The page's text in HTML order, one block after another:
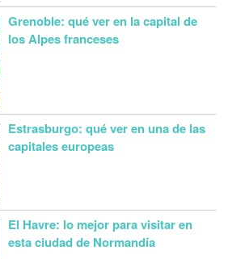
Grenoble: qué ver en la capital de
los Alpes franceses
Estrasburgo: qué ver en una de las
capitales europeas
El Havre: lo mejor para visitar en
esta ciudad de Normandía